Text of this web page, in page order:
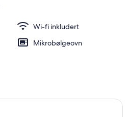
Wi-fi inkludert
Mikrobølgeovn